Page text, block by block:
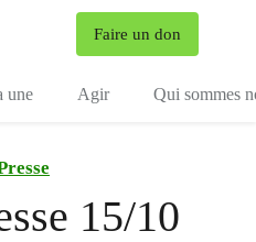
Faire un don
une Agir Qui sommes
15/10